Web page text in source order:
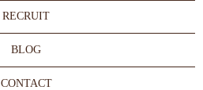
RECRUIT
BLOG
CONTACT